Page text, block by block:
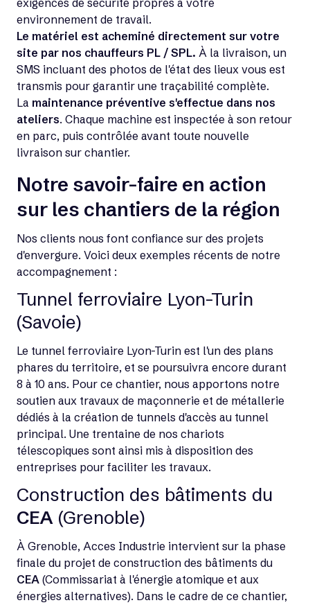
exigences de sécurité propres à votre
environnement de travail.
Le matériel est acheminé directement sur votre
site par nos chauffeurs PL / SPL. À la livraison, un
SMS incluant des photos de l'état des lieux vous est
transmis pour garantir une traçabilité complète.
La maintenance préventive s'effectue dans nos
ateliers. Chaque machine est inspectée à son retour
en parc, puis contrôlée avant toute nouvelle
livraison sur chantier.
Notre savoir-faire en action
sur les chantiers de la région
Nos clients nous font confiance sur des projets
d'envergure. Voici deux exemples récents de notre
accompagnement :
Tunnel ferroviaire Lyon-Turin
(Savoie)
Le tunnel ferroviaire Lyon-Turin est l'un des plans
phares du territoire, et se poursuivra encore durant
8 à 10 ans. Pour ce chantier, nous apportons notre
soutien aux travaux de maçonnerie et de métallerie
dédiés à la création de tunnels d'accès au tunnel
principal. Une trentaine de nos chariots
télescopiques sont ainsi mis à disposition des
entreprises pour faciliter les travaux.
Construction des bâtiments du
CEA (Grenoble)
À Grenoble, Acces Industrie intervient sur la phase
finale du projet de construction des bâtiments du
CEA (Commissariat à l'énergie atomique et aux
énergies alternatives). Dans le cadre de ce chantier,